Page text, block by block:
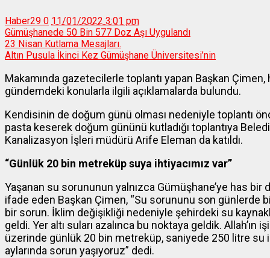
Haber29 0 11/01/2022 3:01 pm
Gümüşhanede 50 Bin 577 Doz Aşı Uygulandı
23 Nisan Kutlama Mesajları.
Altın Pusula İkinci Kez Gümüşhane Üniversitesi’nin
Makamında gazetecilerle toplantı yapan Başkan
gündemdeki konularla ilgili açıklamalarda bulundu.
Kendisinin de doğum günü olması nedeniyle toplantı
pasta keserek doğum gününü kutladığı toplantıya
Kanalizasyon İşleri müdürü Arife Eleman da katıldı.
“Günlük 20 bin metreküp suya ihtiyacımız var”
Yaşanan su sorununun yalnızca Gümüşhane’ye has bir
ifade eden Başkan Çimen, “Su sorununu son günlerde
bir sorun. İklim değişikliği nedeniyle şehirdeki su
geldi. Yer altı suları azalınca bu noktaya geldik.
üzerinde günlük 20 bin metreküp, saniyede 250 litre su
aylarında sorun yaşıyoruz” dedi.